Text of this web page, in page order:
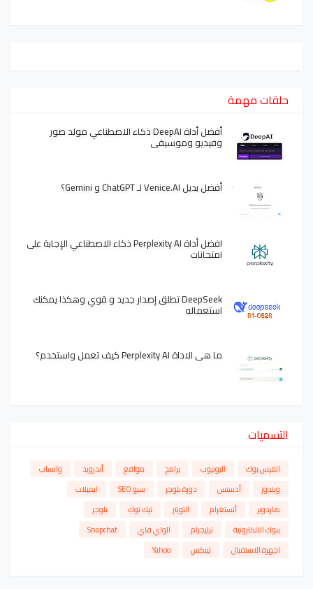
حلقات مهمة
أفضل أداة DeepAI ذكاء الاصطناعي مولد صور
وفيديو وموسيقى
أفضل بديل Venice.AI لـ ChatGPT و Gemini؟
افضل أداة Perplexity AI ذكاء الاصطناعي الإجابة على
امتحانات
DeepSeek تطلق إصدار جديد و قوي وهكذا يمكنك
استعماله
ما هي الاداة Perplexity AI كيف تعمل واستخدم؟
التسميات
الفيس بوك اليوتيوب برامج مواقع أندرويد
واتساب
ويندوز
أدسنس دورة بلوجر سيو SEO
ايميلات
هاردوير
أنستغرام التويتر تيك توك
بلوجر
بنوك الالكترونية
تيليجرام الواي فاي
Snapchat
اجهزة الاستقبال
لينكس Yahoo